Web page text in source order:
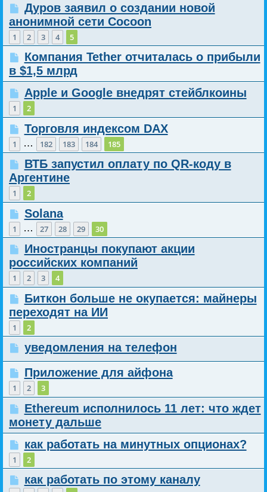
Дуров заявил о создании новой
анонимной сети Cocoon
1 2 3 4 5
Компания Tether отчиталась о прибыли
в $1,5 млрд
Apple и Google внедрят стейблкоины
1 2
Торговля индексом DAX
1 … 182 183 184 185
ВТБ запустил оплату по QR-коду в
Аргентине
1 2
Solana
1 … 27 28 29 30
Иностранцы покупают акции
российских компаний
1 2 3 4
Биткон больше не окупается: майнеры
переходят на ИИ
1 2
уведомления на телефон
Приложение для айфона
1 2 3
Ethereum исполнилось 11 лет: что ждет
монету дальше
как работать на минутных опционах?
1 2
как работать по этому каналу